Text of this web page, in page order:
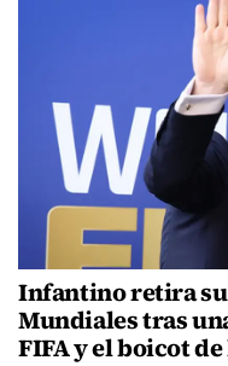
Infantino retira
Mundiales tras
FIFA y el boicot de